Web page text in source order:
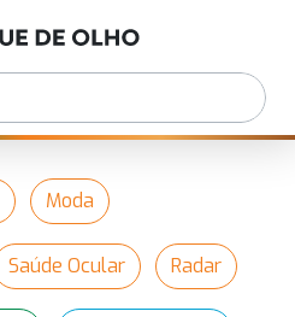
Moda
Saúde Ocular Radar